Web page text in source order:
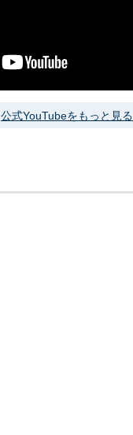
公式YouTubeをもっと見る